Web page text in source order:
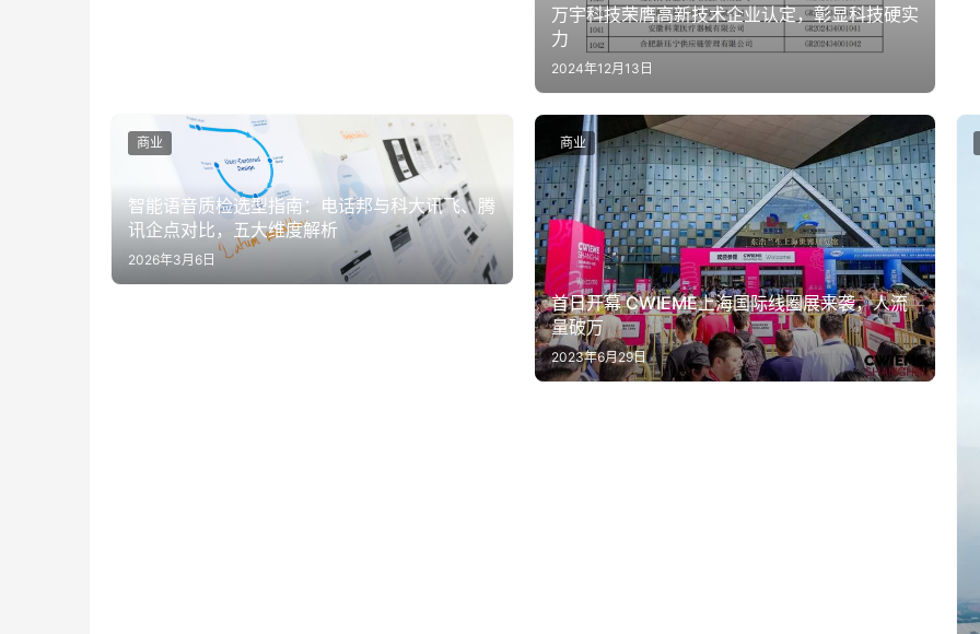
万宇科技荣膺高新技术企业认定，彰显科技硬实
力
2024年12月13日
智能语音质检选型指南：电话邦与科大讯飞、腾
讯企点对比，五大维度解析
2026年3月6日
商业
首日开幕 CWIEME上海国际线圈展来袭，人流
量破万
2023年6月29日
商业